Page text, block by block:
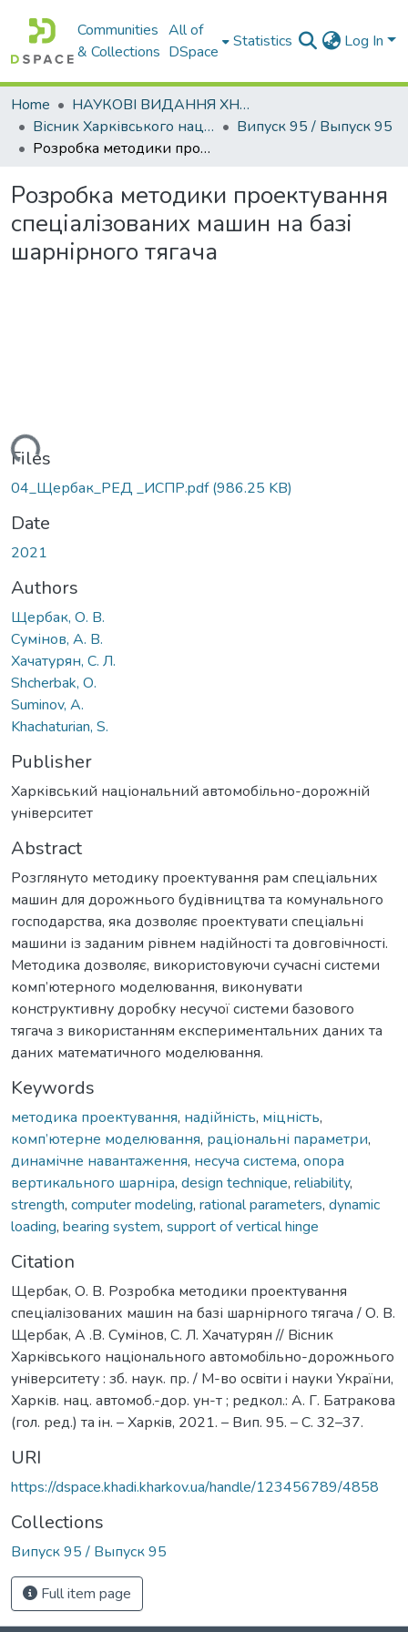
Communities
& Collections
All of
DSpace
Statistics Log In
Home
НАУКОВІ ВИДАННЯ ХНАДУ
Вісник Харківського національного автомобільно-дорожнього університету / Вестник Харьковского национального автомобильно-дорожного университета
Випуск 95 / Выпуск 95
Розробка методики проектування спеціалізованих машин на базі шарнірного тягача
Розробка методики проектування
спеціалізованих машин на базі
шарнірного тягача
Files
04_Щербак_РЕД _ИСПР.pdf(986.25 KB)
Date
2021
Authors
Щербак, О. В.
Сумінов, А. В.
Хачатурян, С. Л.
Shcherbak, О.
Suminov, A.
Khachaturian, S.
Publisher
Харківський національний автомобільно-дорожній
університет
Abstract
Розглянуто методику проектування рам спеціальних
машин для дорожнього будівництва та комунального
господарства, яка дозволяє проектувати спеціальні
машини із заданим рівнем надійності та довговічності.
Методика дозволяє, використовуючи сучасні системи
комп’ютерного моделювання, виконувати
конструктивну доробку несучої системи базового
тягача з використанням експериментальних даних та
даних математичного моделювання.
Keywords
методика проектування, надійність, міцність,
комп’ютерне моделювання, раціональні параметри,
динамічне навантаження, несуча система, опора
вертикального шарніра, design technique, reliability,
strength, computer modeling, rational parameters, dynamic
loading, bearing system, support of vertical hinge
Citation
Щербак, О. В. Розробка методики проектування
спеціалізованих машин на базі шарнірного тягача / О. В.
Щербак, А .В. Сумінов, С. Л. Хачатурян // Вiсник
Харкiвського нацiонального автомобiльно-дорожнього
унiверситету : зб. наук. пр. / М-во освiти i науки України,
Харків. нац. автомоб.-дор. ун-т ; редкол.: А. Г. Батракова
(гол. ред.) та iн. – Харкiв, 2021. – Вип. 95. – С. 32–37.
URI
https://dspace.khadi.kharkov.ua/handle/123456789/4858
Collections
Випуск 95 / Выпуск 95
Full item page